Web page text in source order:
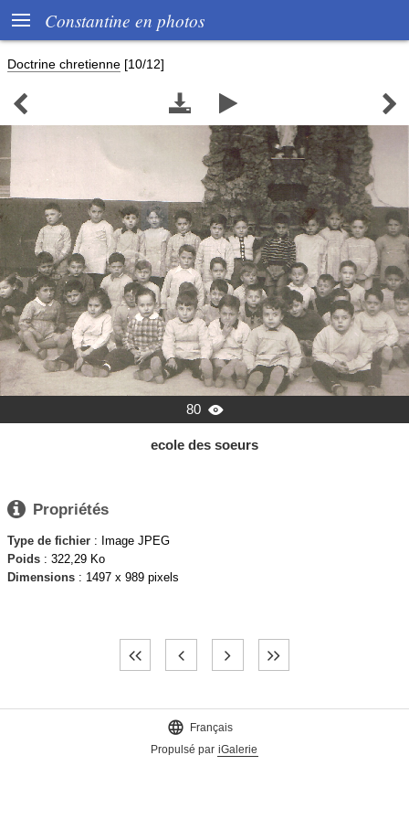
 Constantine en photos
Doctrine chretienne [10/12]
   
80 
ecole des soeurs
 Propriétés
Type de fichier : Image JPEG
Poids : 322,29 Ko
Dimensions : 1497 x 989 pixels

Français
Propulsé par iGalerie